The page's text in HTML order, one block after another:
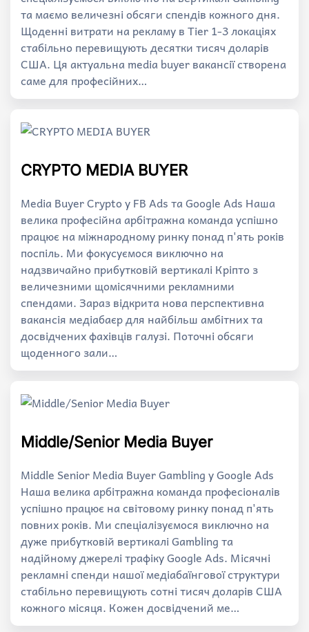
та маємо величезні обсяги спендів кожного дня.
Щоденні витрати на рекламу в Tier 1-3 локаціях
стабільно перевищують десятки тисяч доларів
США. Ця актуальна media buyer вакансії створена
саме для професійних…
CRYPTO MEDIA BUYER
Media Buyer Crypto у FB Ads та Google Ads Наша
велика професійна арбітражна команда успішно
працює на міжнародному ринку понад п'ять років
поспіль. Ми фокусуємося виключно на
надзвичайно прибутковій вертикалі Кріпто з
величезними щомісячними рекламними
спендами. Зараз відкрита нова перспективна
вакансія медіабаєр для найбільш амбітних та
досвідчених фахівців галузі. Поточні обсяги
щоденного зали…
Middle/Senior Media Buyer
Middle Senior Media Buyer Gambling у Google Ads
Наша велика арбітражна команда професіоналів
успішно працює на світовому ринку понад п'ять
повних років. Ми спеціалізуємося виключно на
дуже прибутковій вертикалі Gambling та
надійному джерелі трафіку Google Ads. Місячні
рекламні спенди нашої медіабаїнгової структури
стабільно перевищують сотні тисяч доларів США
кожного місяця. Кожен досвідчений ме…